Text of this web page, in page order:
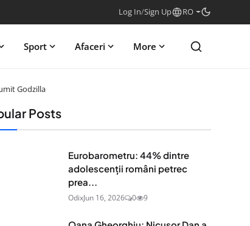
Log In/Sign Up RO
Sport Afaceri More
Godzilla
Posts
Eurobarometru: 44% dintre
adolescenţii români petrec
prea...
OdixJun 16, 2026 0 9